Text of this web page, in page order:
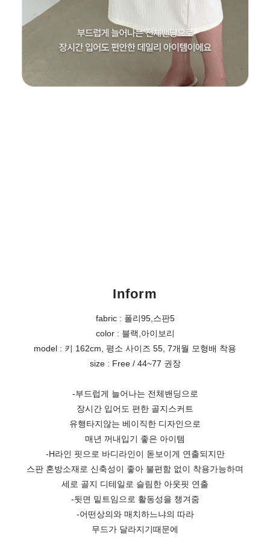
Inform
fabric : 폴리95,스판5
color : 블랙,아이보리
model : 키 162cm, 평소 사이즈 55, 7개월 모형배 착용
size : Free / 44~77 권장
-부드럽게 늘어나는 전체밴딩으로
장시간 입어도 편한 골지스커트
유행타지않는 베이직한 디자인으로
매년 꺼내입기 좋은 아이템
-H라인 핏으로 바디라인이 돋보이게 연출되지만
스판 혼방소재로 신축성이 좋아 불편함 없이 착용가능하며
세로 골지 디테일로 슬림한 아웃핏 연출
-뒷면 밑트임으로 활동성을 챙겨줌
-어떤상의와 매치하느냐의 따라
무드가 달라지기때문에